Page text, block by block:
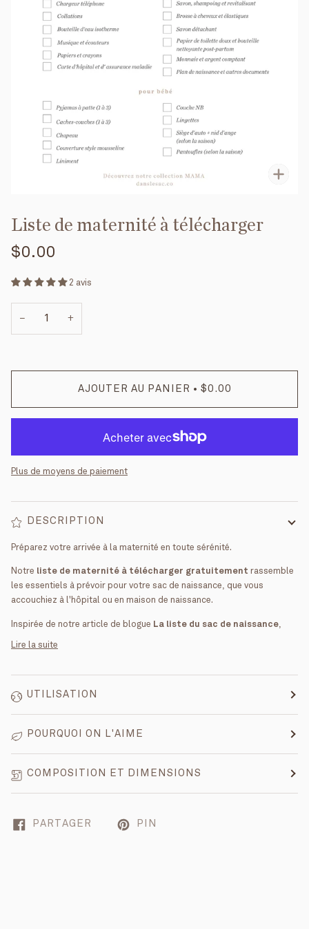
Liste de maternité à télécharger
$0.00
2 avis
− +
AJOUTER AU PANIER • $0.00
Plus de moyens de paiement
DESCRIPTION
Préparez votre arrivée à la maternité en toute sérénité.
Notre liste de maternité à télécharger gratuitement rassemble
les essentiels à prévoir pour votre sac de naissance, que vous
accouchiez à l'hôpital ou en maison de naissance.
Inspirée de notre article de blogue La liste du sac de naissance
Lire la suite
UTILISATION
POURQUOI ON L'AIME
COMPOSITION ET DIMENSIONS
PARTAGER PIN